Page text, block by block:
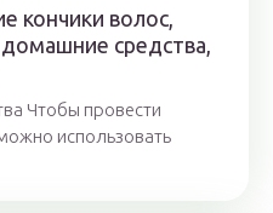
кончики волос,
средства,
Чтобы провести
использовать